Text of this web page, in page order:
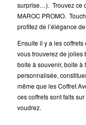
surprise…). Trouvez ce
MAROC PROMO.
profitez de l’élégance
Ensuite il y a les
vous trouverez de jolies
boite à souvenir, boite à
personnalisée,
même que les Coffret
ces coffrets sont faits
voudrez.